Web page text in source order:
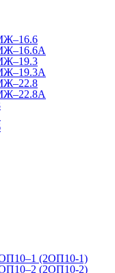
(2ОП10-1)
(2ОП10-2)